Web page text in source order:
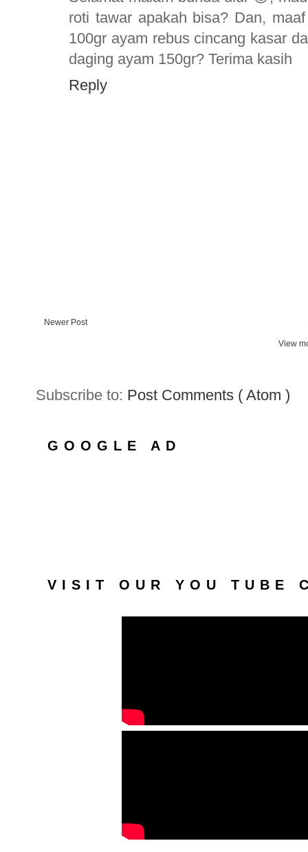
roti tawar apakah bisa? Dan,
100gr ayam rebus cincang kasar
daging ayam 150gr? Terima kasih
Reply
Newer Post
View
Subscribe to: Post Comments ( Atom )
GOOGLE AD
VISIT OUR YOU TUBE